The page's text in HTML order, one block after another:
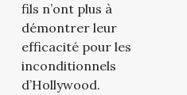
fils n’ont plus à
démontrer leur
efficacité pour les
inconditionnels
d’Hollywood.